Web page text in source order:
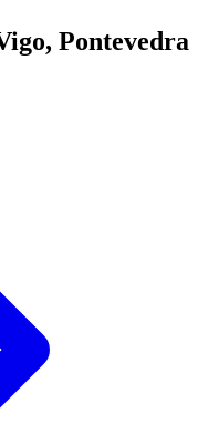
Pontevedra